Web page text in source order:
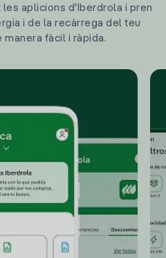
aplicions d'Iberdrola i pren
i de la recàrrega del teu
fàcil i ràpida.